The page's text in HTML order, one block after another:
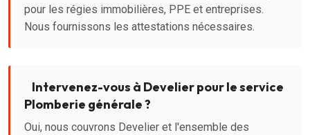
pour les régies immobilières, PPE et entreprises.
Nous fournissons les attestations nécessaires.
Intervenez-vous à Develier pour le service
Plomberie générale ?
Oui, nous couvrons Develier et l'ensemble des